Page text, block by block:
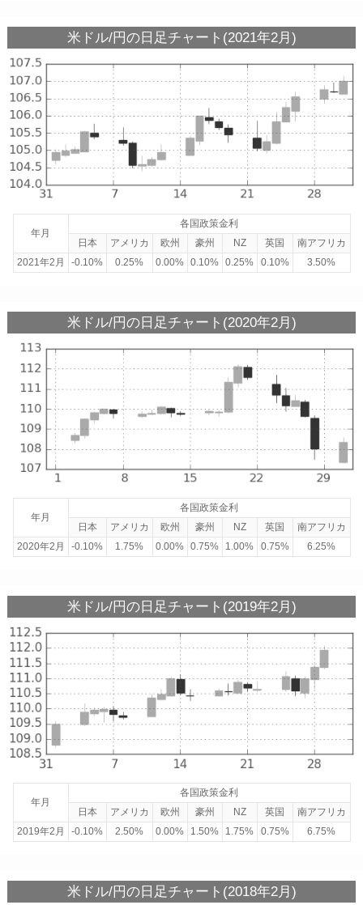
米ドル/円の日足チャート(2021年2月)
年月
各国政策金利
日本
アメリカ 欧州 豪州 NZ 英国
南アフリカ
2021年2月
-0.10% 0.25% 0.00% 0.10% 0.25% 0.10% 3.50%
米ドル/円の日足チャート(2020年2月)
年月
各国政策金利
日本
アメリカ 欧州 豪州 NZ 英国
南アフリカ
2020年2月
-0.10% 1.75% 0.00% 0.75% 1.00% 0.75% 6.25%
米ドル/円の日足チャート(2019年2月)
年月
各国政策金利
日本
アメリカ 欧州 豪州 NZ 英国
南アフリカ
2019年2月
-0.10% 2.50% 0.00% 1.50% 1.75% 0.75% 6.75%
米ドル/円の日足チャート(2018年2月)